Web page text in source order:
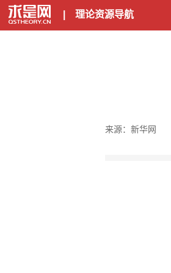
理论资源导航
来源：新华网